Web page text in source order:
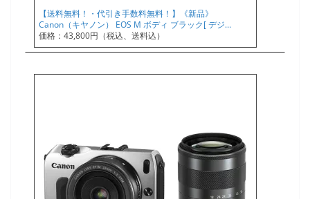
【送料無料！・代引き手数料無料！】《新品》
Canon（キヤノン） EOS M ボディ ブラック[ デジ…
価格：43,800円（税込、送料込）